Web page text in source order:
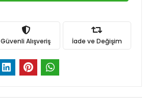
Güvenli Alışveriş İade ve Değişim